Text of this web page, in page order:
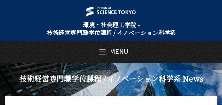
環境・社会理工学院 -
技術経営専門職学位課程 / イノベーション科学系
技術経営専門職学位課程 / イノベーション科学系 News
MENU
日本語 English
Top Page
技術経営専門職学位課程 / イノベーション科学系について
About Us